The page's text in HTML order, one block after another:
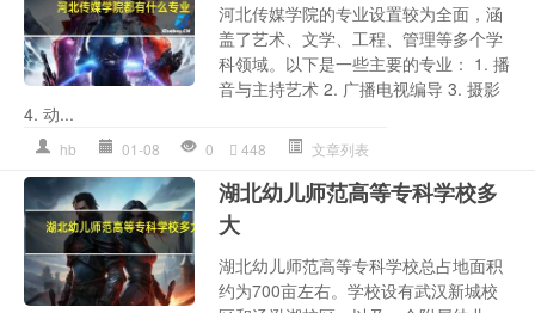
河北传媒学院的专业设置较为全面，涵
盖了艺术、文学、工程、管理等多个学
科领域。以下是一些主要的专业： 1. 播
音与主持艺术 2. 广播电视编导 3. 摄影
4. 动...
hb 01-08 0 448 文章列表
湖北幼儿师范高等专科学校多
大
湖北幼儿师范高等专科学校总占地面积
约为700亩左右。学校设有武汉新城校